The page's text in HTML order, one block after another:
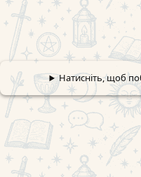
Натисніть, щоб